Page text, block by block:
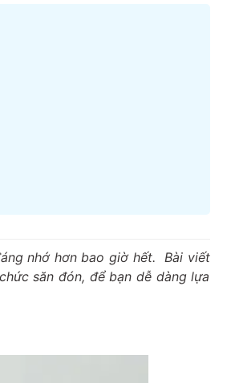
nhớ hơn bao giờ hết. Bài viết
săn đón, để bạn dễ dàng lựa